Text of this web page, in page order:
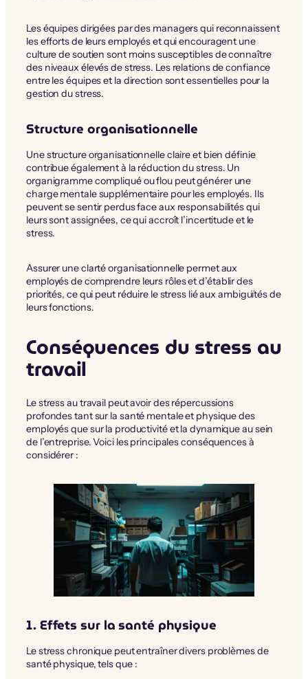
Les équipes dirigées par des managers qui reconnaissent
les efforts de leurs employés et qui encouragent une
culture de soutien sont moins susceptibles de connaître
des niveaux élevés de stress. Les relations de confiance
entre les équipes et la direction sont essentielles pour la
gestion du stress.
Structure organisationnelle
Une structure organisationnelle claire et bien définie
contribue également à la réduction du stress. Un
organigramme compliqué ou flou peut générer une
charge mentale supplémentaire pour les employés. Ils
peuvent se sentir perdus face aux responsabilités qui
leurs sont assignées, ce qui accroît l’incertitude et le
stress.
Assurer une clarté organisationnelle permet aux
employés de comprendre leurs rôles et d’établir des
priorités, ce qui peut réduire le stress lié aux ambiguïtés de
leurs fonctions.
Conséquences du stress au
travail
Le stress au travail peut avoir des répercussions
profondes tant sur la santé mentale et physique des
employés que sur la productivité et la dynamique au sein
de l’entreprise. Voici les principales conséquences à
considérer :
1. Effets sur la santé physique
Le stress chronique peut entraîner divers problèmes de
santé physique, tels que :